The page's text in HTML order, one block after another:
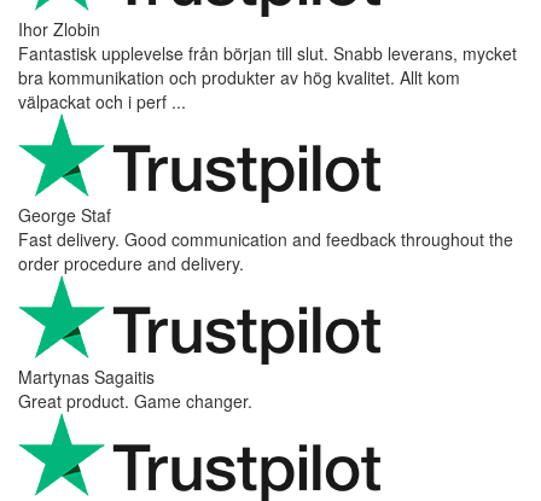
Ihor Zlobin
Fantastisk upplevelse från början till slut. Snabb leverans, mycket
bra kommunikation och produkter av hög kvalitet. Allt kom
välpackat och i perf ...
George Staf
Fast delivery. Good communication and feedback throughout the
order procedure and delivery.
Martynas Sagaitis
Great product. Game changer.